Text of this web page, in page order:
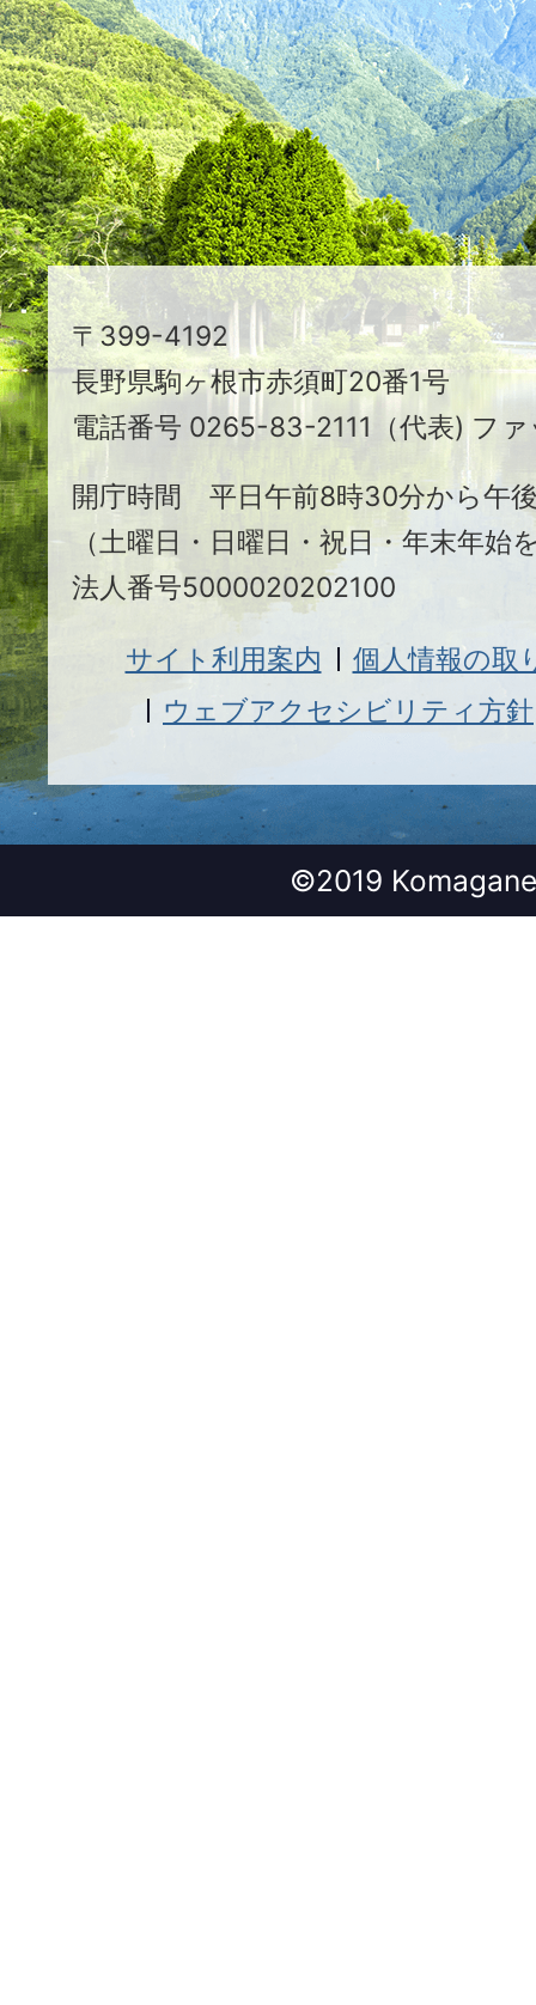
つ
映
え
る
ま
ち
駒
ヶ
根
市
〒399-4192
長野県駒ヶ根市赤須町20番1号
電話番号 0265-83-2111（代表) フ
開庁時間 平日午前8時30分から午
（土曜日・日曜日・祝日・年末年始
法人番号5000020202100
サイト利用案内
個人情報の取
ウェブアクセシビリティ方針
©2019